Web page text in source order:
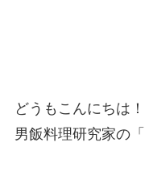
どうもこんにちは！
男飯料理研究家の「